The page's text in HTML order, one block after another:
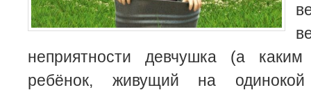
неприятности девчушка (а
ребёнок, живущий на одинокой